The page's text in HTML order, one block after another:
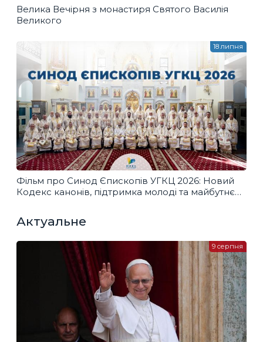
Велика Вечірня з монастиря Святого Василія
Великого
Фільм про Синод Єпископів УГКЦ 2026: Новий
Кодекс канонів, підтримка молоді та майбутнє
18 липня
Актуальне
9 серпня